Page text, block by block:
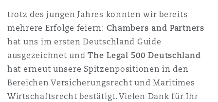
Non-Contentious
Regulatory
Healthcare
Insurance Coverage
Marine
海
加坡
阿密
特利尔
尔福德
堡
trotz des jungen Jahres konnten wir bereits
mehrere Erfolge feiern: Chambers and Partners
hat uns im ersten Deutschland Guide
ausgezeichnet undThe Legal 500 Deutschland
hat erneut unsere Spitzenpositionen in den
Bereichen Versicherungsrecht und Maritimes
Wirtschaftsrecht bestätigt. Vielen Dank für Ihr